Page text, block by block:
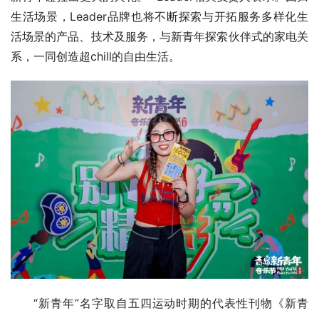
生活场景，Leader品牌也将不断探索与开拓服务多样化生
活场景的产品、技术及服务，与新青年探索伙伴式的家电关
系，一同创造超chill的自由生活。
“新青年”名字取自五四运动时期的代表性刊物《新青